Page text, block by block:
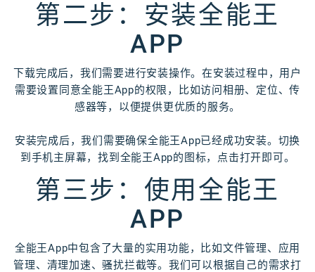
第二步：安装全能王
APP
下载完成后，我们需要进行安装操作。在安装过程中，用户
需要设置同意全能王App的权限，比如访问相册、定位、传
感器等，以便提供更优质的服务。
安装完成后，我们需要确保全能王App已经成功安装。切换
到手机主屏幕，找到全能王App的图标，点击打开即可。
第三步：使用全能王
APP
全能王App中包含了大量的实用功能，比如文件管理、应用
管理、清理加速、骚扰拦截等。我们可以根据自己的需求打